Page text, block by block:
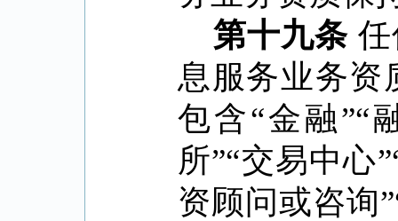
第十九条
息服务业务资
包含“金融”“
所”“交易中心
资顾问或咨询